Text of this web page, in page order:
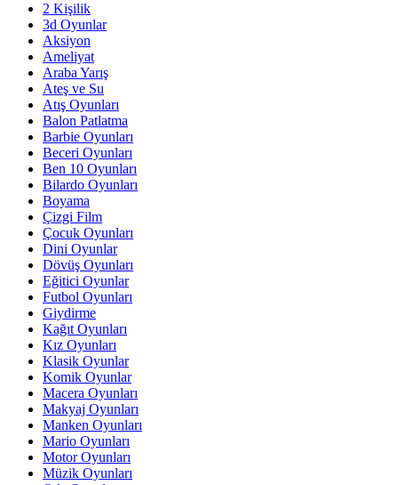
2 Kişilik
3d Oyunlar
Aksiyon
Ameliyat
Araba Yarış
Ateş ve Su
Atış Oyunları
Balon Patlatma
Barbie Oyunları
Beceri Oyunları
Ben 10 Oyunları
Bilardo Oyunları
Boyama
Çizgi Film
Çocuk Oyunları
Dini Oyunlar
Dövüş Oyunları
Eğitici Oyunlar
Futbol Oyunları
Giydirme
Kağıt Oyunları
Kız Oyunları
Klasik Oyunlar
Komik Oyunlar
Macera Oyunları
Makyaj Oyunları
Manken Oyunları
Mario Oyunları
Motor Oyunları
Müzik Oyunları